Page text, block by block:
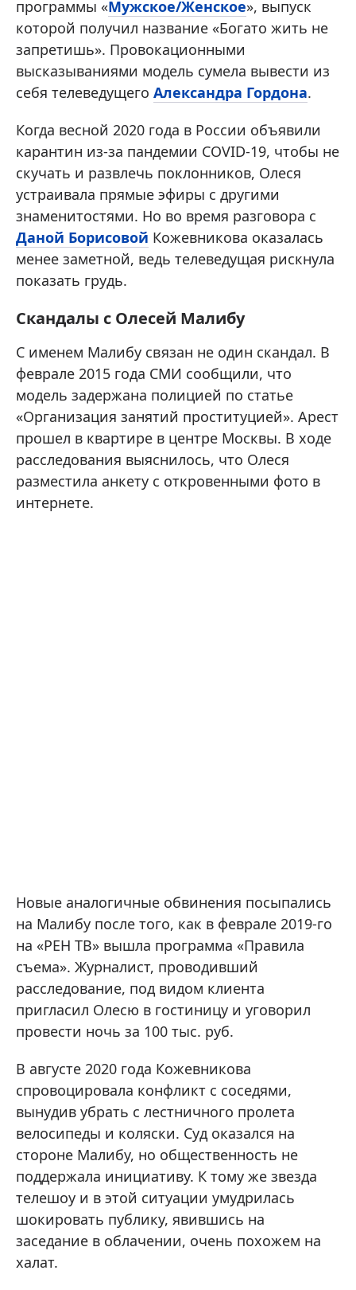
программы «Мужское/Женское», выпуск
которой получил название «Богато жить не
запретишь». Провокационными
высказываниями модель сумела вывести из
себя телеведущего Александра Гордона.
Когда весной 2020 года в России объявили
карантин из-за пандемии COVID-19, чтобы не
скучать и развлечь поклонников, Олеся
устраивала прямые эфиры с другими
знаменитостями. Но во время разговора с
Даной Борисовой Кожевникова оказалась
менее заметной, ведь телеведущая рискнула
показать грудь.
Скандалы с Олесей Малибу
С именем Малибу связан не один скандал. В
феврале 2015 года СМИ сообщили, что
модель задержана полицией по статье
«Организация занятий проституцией». Арест
прошел в квартире в центре Москвы. В ходе
расследования выяснилось, что Олеся
разместила анкету с откровенными фото в
интернете.
Новые аналогичные обвинения посыпались
на Малибу после того, как в феврале 2019-го
на «РЕН ТВ» вышла программа «Правила
съема». Журналист, проводивший
расследование, под видом клиента
пригласил Олесю в гостиницу и уговорил
провести ночь за 100 тыс. руб.
В августе 2020 года Кожевникова
спровоцировала конфликт с соседями,
вынудив убрать с лестничного пролета
велосипеды и коляски. Суд оказался на
стороне Малибу, но общественность не
поддержала инициативу. К тому же звезда
телешоу и в этой ситуации умудрилась
шокировать публику, явившись на
заседание в облачении, очень похожем на
халат.